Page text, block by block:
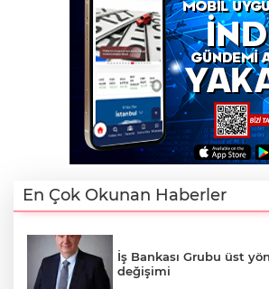
En Çok Okunan Haberler
İş Bankası Grubu üst
değişimi